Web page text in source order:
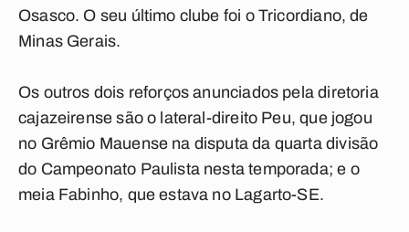
Osasco. O seu último clube foi o Tricordiano, de
Minas Gerais.
Os outros dois reforços anunciados pela diretoria
cajazeirense são o lateral-direito Peu, que jogou
no Grêmio Mauense na disputa da quarta divisão
do Campeonato Paulista nesta temporada; e o
meia Fabinho, que estava no Lagarto-SE.